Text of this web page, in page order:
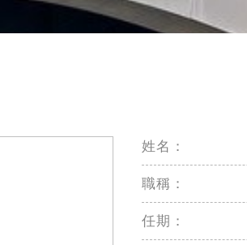
姓名：
職稱：
任期：